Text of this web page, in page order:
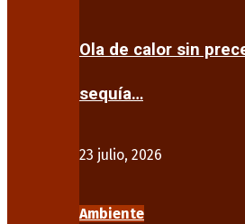
Ola de calor sin
sequía…
23 julio, 2026
Ambiente